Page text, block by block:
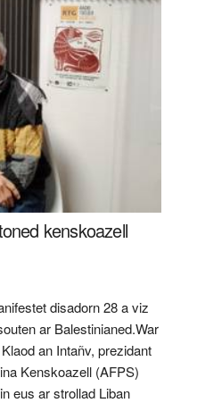
kenskoazell
disadorn 28 a viz
ar Balestinianed.War
an Intañv, prezidant
Kenskoazell (AFPS)
eus ar strollad Liban